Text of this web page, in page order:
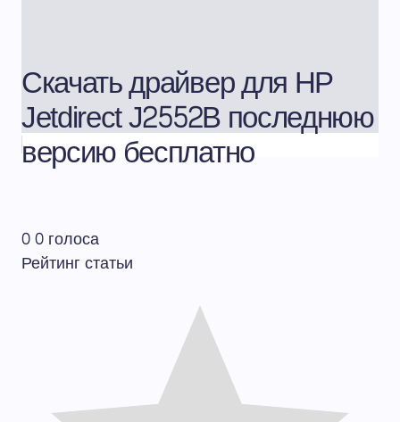
Скачать драйвер для HP
Jetdirect J2552B последнюю
версию бесплатно
00голоса
Рейтинг статьи